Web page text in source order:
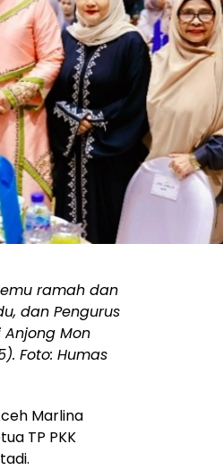
ramah dan
dan Pengurus
Mon
Foto: Humas
Marlina
TP PKK